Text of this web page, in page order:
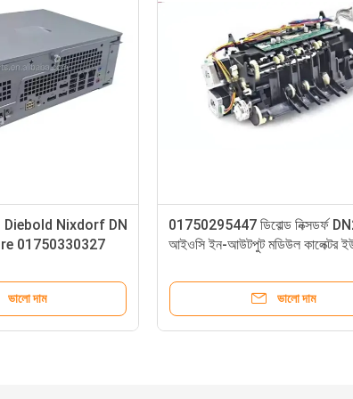
49267160000A 49-267160-000A
Diebold Nixdorf Opteva 2.0 AFD